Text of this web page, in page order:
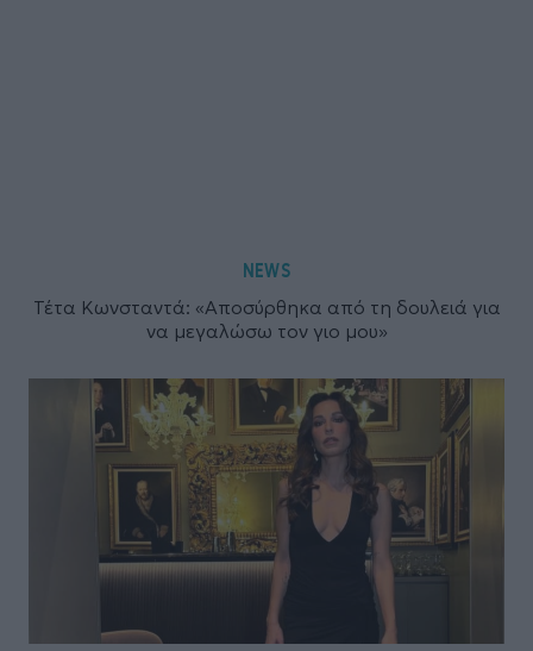
NEWS
Τέτα Κωνσταντά: «Αποσύρθηκα από τη δουλειά για
να μεγαλώσω τον γιο μου»